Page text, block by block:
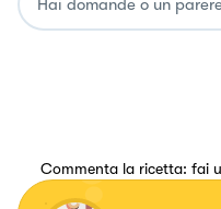
Commenta la ricetta: fai